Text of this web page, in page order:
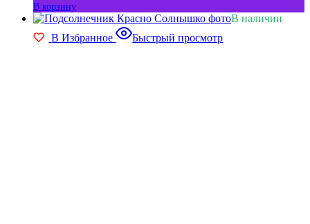
В корзину
В наличии
В Избранное
Быстрый просмотр